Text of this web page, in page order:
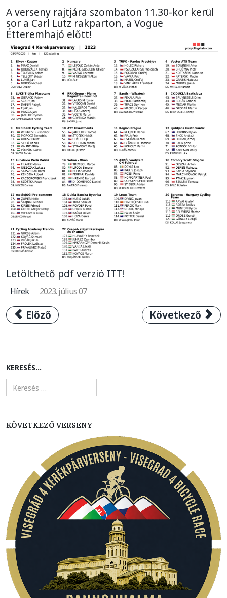
A verseny rajtjára szombaton 11.30-kor kerül
sor a Carl Lutz rakparton, a Vogue
Étteremhajó előtt!
Letölthető pdf verzió ITT!
Hírek 2023. július 07
Előző cikk: Visegrád 4 Kerékpárverseny
Előző Következő
Következő
KERESÉS...
KÖVETKEZŐ VERSENY